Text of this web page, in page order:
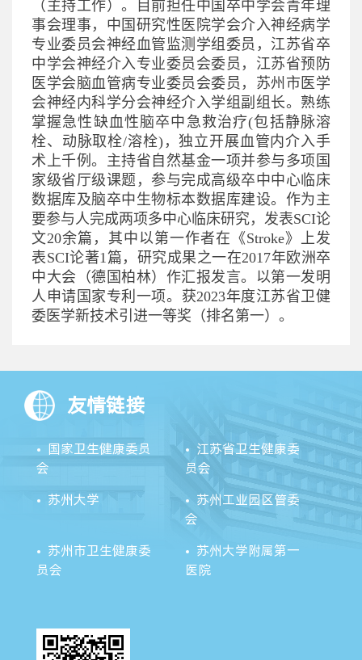
（主持工作）。目前担任中国卒中学会青年理
事会理事，中国研究性医院学会介入神经病学
专业委员会神经血管监测学组委员，江苏省卒
中学会神经介入专业委员会委员，江苏省预防
医学会脑血管病专业委员会委员，苏州市医学
会神经内科学分会神经介入学组副组长。熟练
掌握急性缺血性脑卒中急救治疗(包括静脉溶
栓、动脉取栓/溶栓)，独立开展血管内介入手
术上千例。主持省自然基金一项并参与多项国
家级省厅级课题，参与完成高级卒中中心临床
数据库及脑卒中生物标本数据库建设。作为主
要参与人完成两项多中心临床研究，发表SCI论
文20余篇，其中以第一作者在《Stroke》上发
表SCI论著1篇，研究成果之一在2017年欧洲卒
中大会（德国柏林）作汇报发言。以第一发明
人申请国家专利一项。获2023年度江苏省卫健
委医学新技术引进一等奖（排名第一）。
友情链接
国家卫生健康委员
会
江苏省卫生健康委
员会
苏州大学
苏州工业园区管委
会
苏州市卫生健康委
员会
苏州大学附属第一
医院